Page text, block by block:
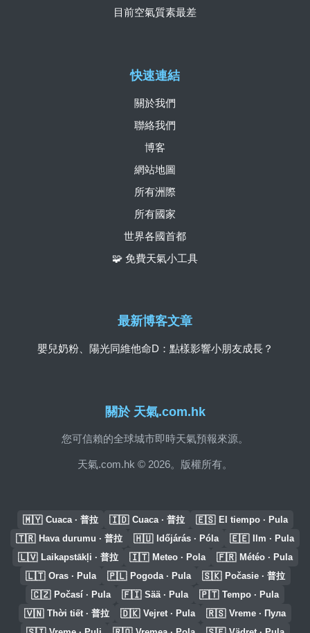
關於 天氣.com.hk
您可信賴的全球城市即時天氣預報來源。
天氣.com.hk © 2026。版權所有。
快速連結
關於我們
聯絡我們
博客
網站地圖
所有洲際
所有國家
世界各國首都
🧩 免費天氣小工具
目前空氣質素最差
最新博客文章
嬰兒奶粉、陽光同維他命D：點樣影響小朋友成長？
🇲🇾 Cuaca · 普拉 🇮🇩 Cuaca · 普拉 🇪🇸 El tiempo · Pula
🇹🇷 Hava durumu · 普拉 🇭🇺 Időjárás · Póla 🇪🇪 Ilm · Pula
🇱🇻 Laikapstākļi · 普拉 🇮🇹 Meteo · Pola 🇫🇷 Météo · Pula
🇱🇹 Oras · Pula 🇵🇱 Pogoda · Pula 🇸🇰 Počasie · 普拉
🇨🇿 Počasí · Pula 🇫🇮 Sää · Pula 🇵🇹 Tempo · Pula
🇻🇳 Thời tiết · 普拉 🇩🇰 Vejret · Pula 🇷🇸 Vreme · Пула